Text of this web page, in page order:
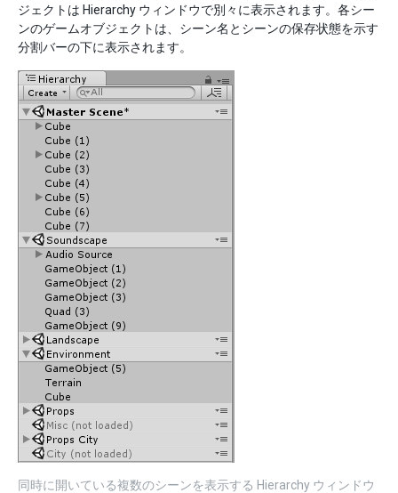
ジェクトは Hierarchy ウィンドウで別々に表示されます。各シー
ンのゲームオブジェクトは、シーン名とシーンの保存状態を示す
分割バーの下に表示されます。
同時に開いている複数のシーンを表示する Hierarchy ウィンドウ